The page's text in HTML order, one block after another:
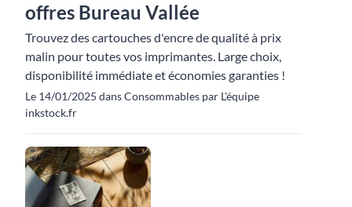
offres Bureau Vallée
Trouvez des cartouches d'encre de qualité à prix
malin pour toutes vos imprimantes. Large choix,
disponibilité immédiate et économies garanties !
Le 14/01/2025 dans Consommables par L'équipe
inkstock.fr